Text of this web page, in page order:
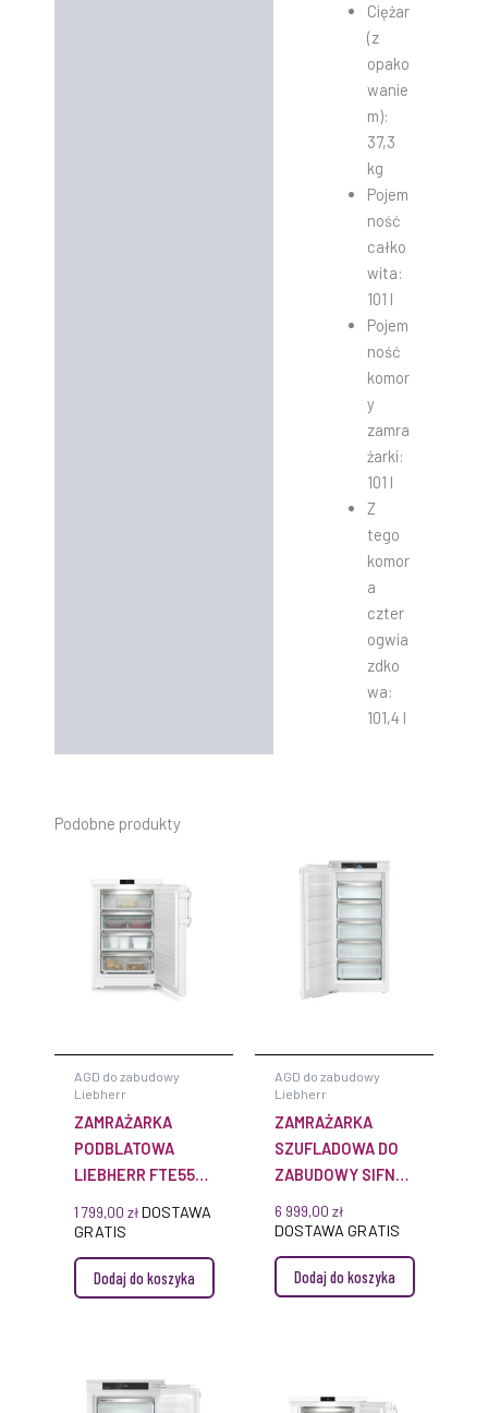
Ciężar
(z
opako
wanie
m):
37,3
kg
Pojem
ność
całko
wita:
101 l
Pojem
ność
komor
y
zamra
żarki:
101 l
Z
tego
komor
a
czter
ogwia
zdko
wa:
101,4 l
Podobne produkty
AGD do zabudowy
Liebherr
ZAMRAŻARKA
PODBLATOWA
LIEBHERR FTE554
SMARTFROST
1 799,00 zł DOSTAWA
GRATIS
Dodaj do koszyka
AGD do zabudowy
Liebherr
ZAMRAŻARKA
SZUFLADOWA DO
ZABUDOWY SIFNDI
NOFROST
6 999,00 zł
DOSTAWA GRATIS
Dodaj do koszyka